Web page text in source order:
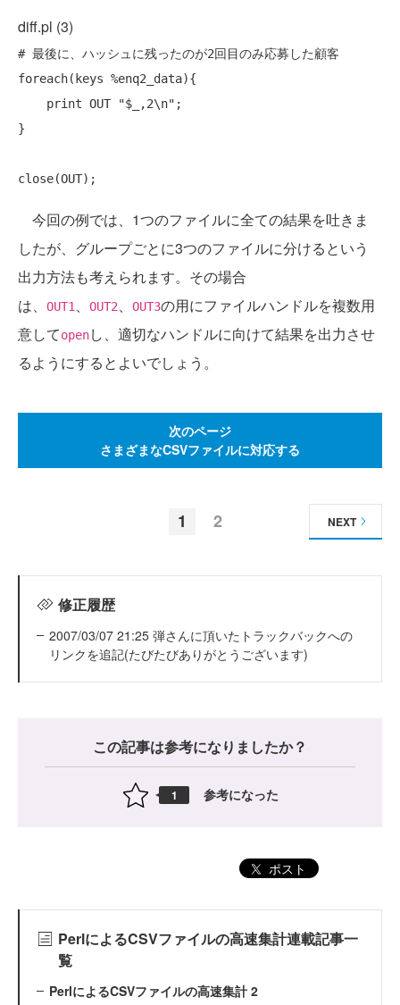
diff.pl (3)
# 最後に、ハッシュに残ったのが2回目のみ応募した顧客
foreach( keys %enq2_data){
print OUT "$_,2\n" ;
}
close
今回の例では、1つのファイルに全ての結果を吐きま
したが、グループごとに3つのファイルに分けるという
出力方法も考えられます。その場合
は、
OUT1 、 OUT2、 OUT3の用にファイルハンドルを複数用
意してopenし、適切なハンドルに向けて結果を出力させ
るようにするとよいでしょう。
次のページ
さまざまなCSVファイルに対応する
1 2 NEXT
修正履歴
2007/03/07 21:25 弾さんに頂いたトラックバックへの
リンクを追記(たびたびありがとうございます)
この記事は参考になりましたか？
1 参考になった
ポスト
PerlによるCSVファイルの高速集計連載記事一
覧
PerlによるCSVファイルの高速集計 2